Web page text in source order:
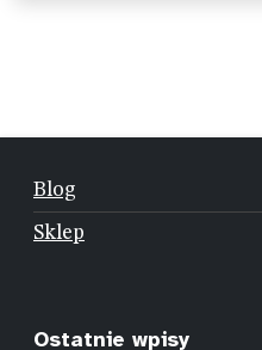
Blog
Sklep
Ostatnie wpisy